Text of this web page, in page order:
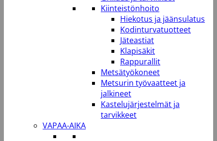
Kiinteistönhoito
Hiekotus ja jäänsulatus
Kodinturvatuotteet
Jäteastiat
Klapisäkit
Rappurallit
Metsätyökoneet
Metsurin työvaatteet ja
jalkineet
Kastelujärjestelmät ja
tarvikkeet
VAPAA-AIKA